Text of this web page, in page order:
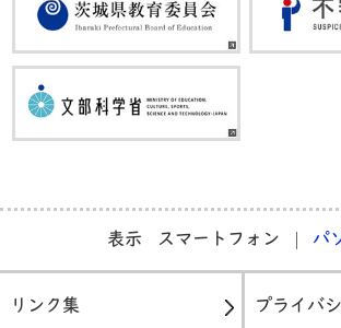
表示 スマートフォン パ
リンク集 プライバ